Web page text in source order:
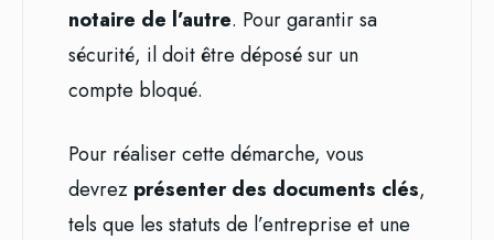
notaire de l’autre. Pour garantir sa
sécurité, il doit être déposé sur un
compte bloqué.
Pour réaliser cette démarche, vous
devrez présenter des documents clés,
tels que les statuts de l’entreprise et une